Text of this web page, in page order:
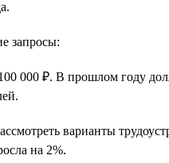
запросы:
000 ₽. В прошлом году
варианты
на 2%.